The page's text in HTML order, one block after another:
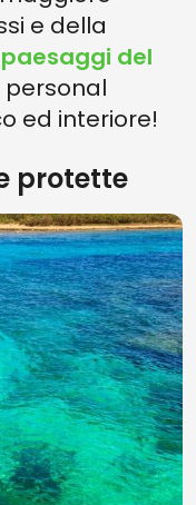
e della
paesaggi del
personal
ed interiore!
protette